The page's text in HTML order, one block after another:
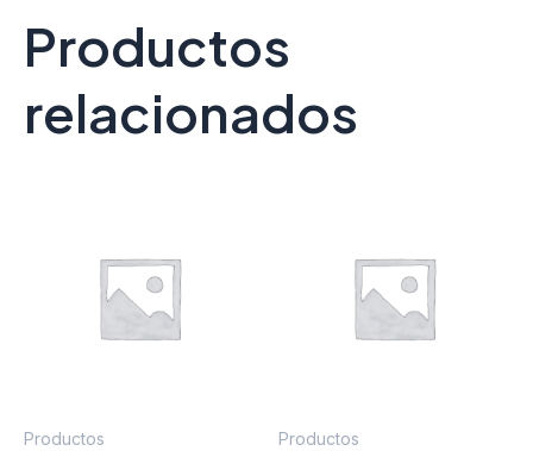
Productos
relacionados
Productos Productos